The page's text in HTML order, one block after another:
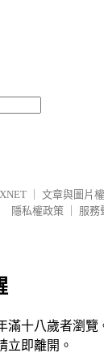
文章與圖片
隱私權政策
服務
滿十八歲者瀏覽
立即離開。